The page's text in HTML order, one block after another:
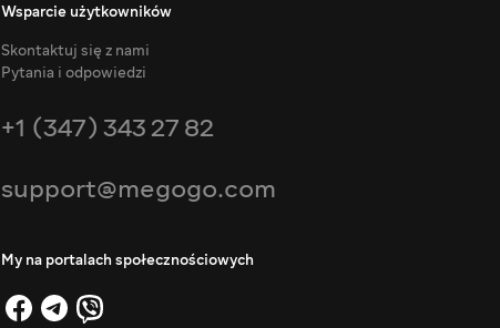
Wsparcie użytkowników
Skontaktuj się z nami
Pytania i odpowiedzi
+1 (347) 343 27 82
support@megogo.com
My na portalach społecznościowych